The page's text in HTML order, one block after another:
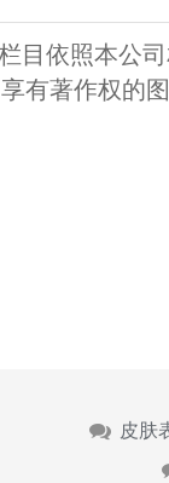
目依照本公
有著作权的
皮肤